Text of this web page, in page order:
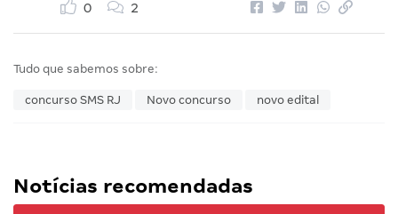
0 2
Tudo que sabemos sobre:
concurso SMS RJ Novo concurso novo edital
Notícias recomendadas